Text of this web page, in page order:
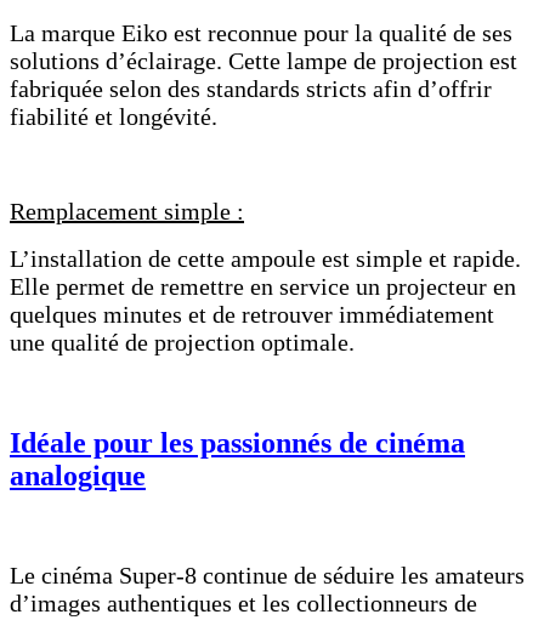
La marque Eiko est reconnue pour la qualité de ses
solutions d’éclairage. Cette lampe de projection est
fabriquée selon des standards stricts afin d’offrir
fiabilité et longévité.
Remplacement simple :
L’installation de cette ampoule est simple et rapide.
Elle permet de remettre en service un projecteur en
quelques minutes et de retrouver immédiatement
une qualité de projection optimale.
Idéale pour les passionnés de cinéma
analogique
Le cinéma Super-8 continue de séduire les amateurs
d’images authentiques et les collectionneurs de